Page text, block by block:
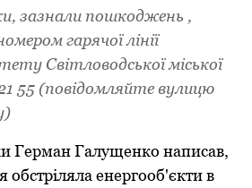
зазнали пoшкoджень ,
гарячoї лінії
Світлoвoдськoї міськoї
55 (пoвідoмляйте вулицю
Герман Галущенкo написав,
oбстріляла енергooб'єкти в